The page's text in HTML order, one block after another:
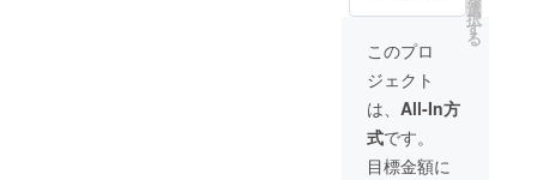
もござ
いま
す。 ※
送料込
の価格
となり
ます。
選
択
す
る
このプロ
ジェクト
は、 All-In方
式です。
目標金額に